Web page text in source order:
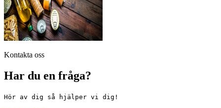
Kontakta oss
Har du en fråga?
Hör av dig så hjälper vi dig!